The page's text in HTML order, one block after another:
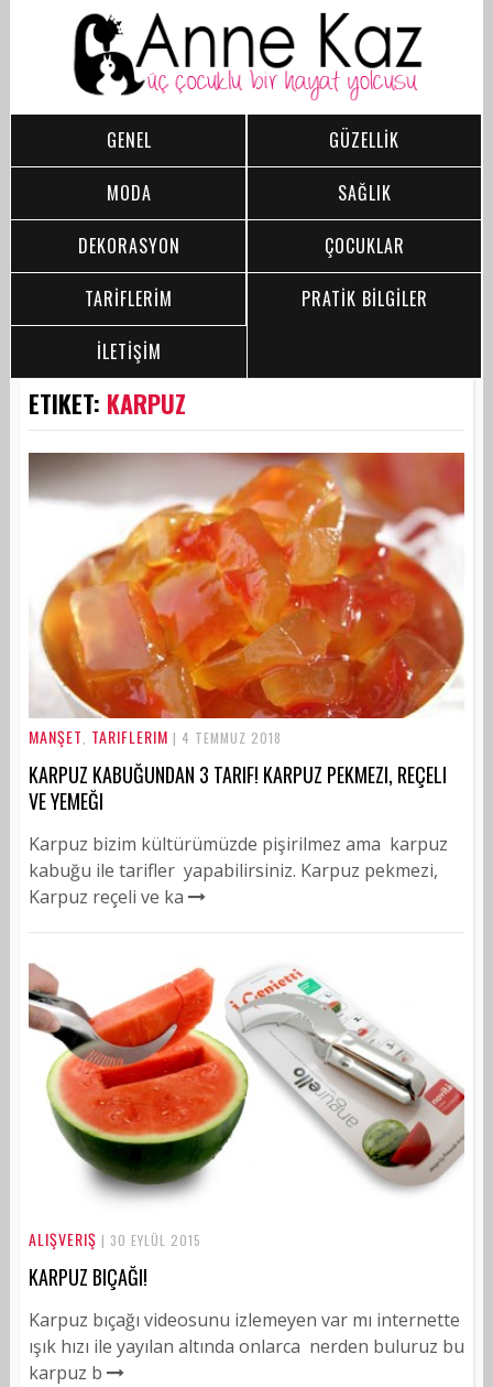
GENEL
GÜZELLİK
MODA
SAĞLIK
DEKORASYON
ÇOCUKLAR
TARİFLERİM
PRATİK BİLGİLER
İLETİŞİM
ETIKET: KARPUZ
MANŞET TARIFLERIM | 4 TEMMUZ 2018
KARPUZ KABUĞUNDAN 3 TARIF! KARPUZ PEKMEZI, REÇELI
VE YEMEĞI
Karpuz bizim kültürümüzde pişirilmez ama karpuz
kabuğu ile tarifler yapabilirsiniz. Karpuz pekmezi,
Karpuz reçeli ve ka
ALIŞVERIŞ | 30 EYLÜL 2015
KARPUZ BIÇAĞI!
Karpuz bıçağı videosunu izlemeyen var mı internette
ışık hızı ile yayılan altında onlarca nerden buluruz bu
karpuz b